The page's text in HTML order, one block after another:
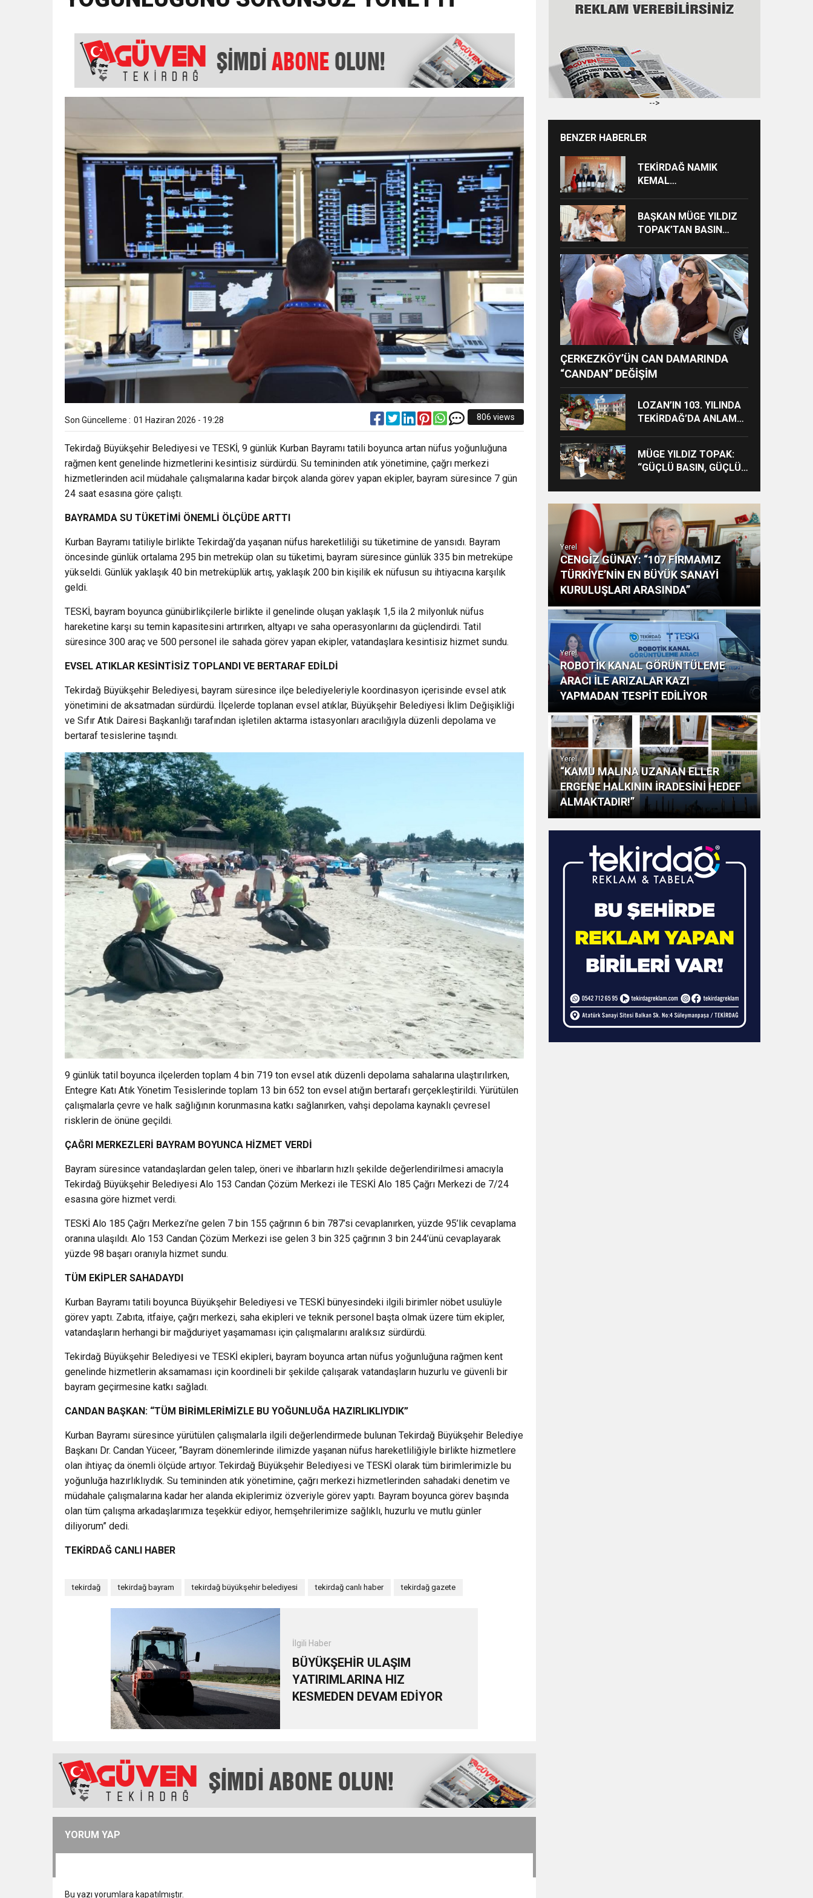
15:35 ÇERKEZKÖY’ÜN CAN DAMARINDA “CANDAN” DEĞİŞİM
12:32
6. GELENEKSEL KEŞKEK ŞENLİĞİNDE MUHTEŞEM FİNAL
Son Güncelleme : 01 Haziran 2026 - 19:28 806 views
Tekirdağ Büyükşehir Belediyesi ve TESKİ, 9 günlük Kurban Bayramı tatili boyunca artan nüfus yoğunluğuna
rağmen kent genelinde hizmetlerini kesintisiz sürdürdü. Su temininden atık yönetimine, çağrı merkezi
hizmetlerinden acil müdahale çalışmalarına kadar birçok alanda görev yapan ekipler, bayram süresince 7 gün
24 saat esasına göre çalıştı.
BAYRAMDA SU TÜKETİMİ ÖNEMLİ ÖLÇÜDE ARTTI
Kurban Bayramı tatiliyle birlikte Tekirdağ’da yaşanan nüfus hareketliliği su tüketimine de yansıdı. Bayram
öncesinde günlük ortalama 295 bin metreküp olan su tüketimi, bayram süresince günlük 335 bin metreküpe
yükseldi. Günlük yaklaşık 40 bin metreküplük artış, yaklaşık 200 bin kişilik ek nüfusun su ihtiyacına karşılık
geldi.
TESKİ, bayram boyunca günübirlikçilerle birlikte il genelinde oluşan yaklaşık 1,5 ila 2 milyonluk nüfus
hareketine karşı su temin kapasitesini artırırken, altyapı ve saha operasyonlarını da güçlendirdi. Tatil
süresince 300 araç ve 500 personel ile sahada görev yapan ekipler, vatandaşlara kesintisiz hizmet sundu.
EVSEL ATIKLAR KESİNTİSİZ TOPLANDI VE BERTARAF EDİLDİ
Tekirdağ Büyükşehir Belediyesi, bayram süresince ilçe belediyeleriyle koordinasyon içerisinde evsel atık
yönetimini de aksatmadan sürdürdü. İlçelerde toplanan evsel atıklar, Büyükşehir Belediyesi İklim Değişikliği
ve Sıfır Atık Dairesi Başkanlığı tarafından işletilen aktarma istasyonları aracılığıyla düzenli depolama ve
bertaraf tesislerine taşındı.
9 günlük tatil boyunca ilçelerden toplam 4 bin 719 ton evsel atık düzenli depolama sahalarına ulaştırılırken,
Entegre Katı Atık Yönetim Tesislerinde toplam 13 bin 652 ton evsel atığın bertarafı gerçekleştirildi. Yürütülen
çalışmalarla çevre ve halk sağlığının korunmasına katkı sağlanırken, vahşi depolama kaynaklı çevresel
risklerin de önüne geçildi.
ÇAĞRI MERKEZLERİ BAYRAM BOYUNCA HİZMET VERDİ
Bayram süresince vatandaşlardan gelen talep, öneri ve ihbarların hızlı şekilde değerlendirilmesi amacıyla
Tekirdağ Büyükşehir Belediyesi Alo 153 Candan Çözüm Merkezi ile TESKİ Alo 185 Çağrı Merkezi de 7/24
esasına göre hizmet verdi.
TESKİ Alo 185 Çağrı Merkezi’ne gelen 7 bin 155 çağrının 6 bin 787’si cevaplanırken, yüzde 95’lik cevaplama
oranına ulaşıldı. Alo 153 Candan Çözüm Merkezi ise gelen 3 bin 325 çağrının 3 bin 244’ünü cevaplayarak
yüzde 98 başarı oranıyla hizmet sundu.
TÜM EKİPLER SAHADAYDI
Kurban Bayramı tatili boyunca Büyükşehir Belediyesi ve TESKİ bünyesindeki ilgili birimler nöbet usulüyle
görev yaptı. Zabıta, itfaiye, çağrı merkezi, saha ekipleri ve teknik personel başta olmak üzere tüm ekipler,
vatandaşların herhangi bir mağduriyet yaşamaması için çalışmalarını aralıksız sürdürdü.
Tekirdağ Büyükşehir Belediyesi ve TESKİ ekipleri, bayram boyunca artan nüfus yoğunluğuna rağmen kent
genelinde hizmetlerin aksamaması için koordineli bir şekilde çalışarak vatandaşların huzurlu ve güvenli bir
bayram geçirmesine katkı sağladı.
CANDAN BAŞKAN: “TÜM BİRİMLERİMİZLE BU YOĞUNLUĞA HAZIRLIKLIYDIK”
Kurban Bayramı süresince yürütülen çalışmalarla ilgili değerlendirmede bulunan Tekirdağ Büyükşehir Belediye
Başkanı Dr. Candan Yüceer, “Bayram dönemlerinde ilimizde yaşanan nüfus hareketliliğiyle birlikte hizmetlere
olan ihtiyaç da önemli ölçüde artıyor. Tekirdağ Büyükşehir Belediyesi ve TESKİ olarak tüm birimlerimizle bu
yoğunluğa hazırlıklıydık. Su temininden atık yönetimine, çağrı merkezi hizmetlerinden sahadaki denetim ve
müdahale çalışmalarına kadar her alanda ekiplerimiz özveriyle görev yaptı. Bayram boyunca görev başında
olan tüm çalışma arkadaşlarımıza teşekkür ediyor, hemşehrilerimize sağlıklı, huzurlu ve mutlu günler
diliyorum” dedi.
TEKİRDAĞ CANLI HABER
tekirdağ tekirdağ bayram tekirdağ büyükşehir belediyesi tekirdağ canlı haber tekirdağ gazete
İlgili Haber
BÜYÜKŞEHİR ULAŞIM
YATIRIMLARINA HIZ
KESMEDEN DEVAM EDİYOR
YORUM YAP
Bu yazı yorumlara kapatılmıştır.
-->
BENZER HABERLER
TEKİRDAĞ NAMIK
KEMAL
HİZMET
BAŞKAN MÜGE YILDIZ
TOPAK’TAN BASIN
BULUŞMASI
ÇERKEZKÖY’ÜN CAN DAMARINDA
“CANDAN” DEĞİŞİM
LOZAN’IN 103. YILINDA
TEKİRDAĞ’DA ANLAMLI
MÜGE YILDIZ TOPAK:
“GÜÇLÜ BASIN, GÜÇLÜ
TEMİNATIDIR!”
Yerel
CENGİZ GÜNAY: “107 FİRMAMIZ
TÜRKİYE’NİN EN BÜYÜK SANAYİ
KURULUŞLARI ARASINDA”
Yerel
ROBOTİK KANAL GÖRÜNTÜLEME
ARACI İLE ARIZALAR KAZI
YAPMADAN TESPİT EDİLİYOR
Yerel
“KAMU MALINA UZANAN ELLER
ERGENE HALKININ İRADESİNİ HEDEF
ALMAKTADIR!”